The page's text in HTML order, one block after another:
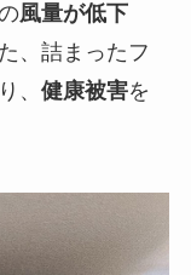
風量が低下
、詰まったフ
、 健康被害を